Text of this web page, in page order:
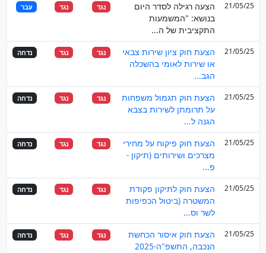
21/05/25
הצעה רגילה לסדר היום
בנושא: "המשמעות
התקציבית של ה...
נגד נגד עבר
21/05/25
הצעת חוק ציון שירות צבאי
או שירות לאומי בהשכלה
הגב...
נגד נגד נדחה
21/05/25
הצעת חוק תגמול משפחות
על תרומתן לשירות בצבא
הגנה ל...
נגד נגד נדחה
21/05/25
הצעת חוק פיקוח על מחירי
מצרכים ושירותים (תיקון -
פ...
נגד נגד נדחה
21/05/25
הצעת חוק לתיקון פקודת
המשטרה (ביטול הכפיפות
לשר וס...
נגד נגד נדחה
21/05/25
הצעת חוק איסור הכחשת
הנכבה, התשפ"ה-2025
נגד נגד נדחה